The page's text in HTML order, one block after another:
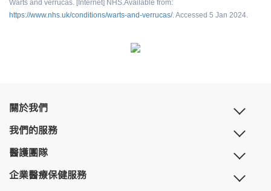
Warts and verrucas. [Internet] NHS.Available from:
https://www.nhs.uk/conditions/warts-and-verrucas/. Accessed 5 Jan 2024.
關於我們
我們的服務
醫護團隊
企業醫療保健服務